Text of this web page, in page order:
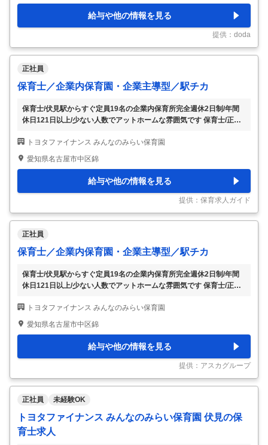
／福利厚生・制度充実／全国約5,000店舗の販売店と強固なネットワ
ークを活かし、質の高い金融サービスを提供しています】 ■業務内容
トヨタグループの金融分野を担う当社にて、約1,500万人の会員基盤
をもつクレジットカード事業…
給与や他の情報を見る
提供：doda
正社員
保育士／企業内保育園・企業主導型／駅チカ
保育士/伏見駅からすぐ定員19名の企業内保育所完全週休2日制/年間
休日121日以上/少ない人数でアットホームな雰囲気です 保育士/正社
伏見駅3番出口からすぐの好立地 仕事内容 〇保育業務全般 ・室内遊
びの見守り ・お散歩 ・おむつ替え ・食事の介助 等 勤務条件 〇雇用
全週休2日制 ・年間休日121日以上 ※給食は園の栄養士が調理しま
す。 ※昼休憩は子どもと離れて1hとります。 すぐに選考に入るわけ
ではないので 是非お気軽にお問い合わせください 給与：月…
トヨタファイナンス みんなのみらい保育園
愛知県名古屋市中区錦
給与や他の情報を見る
提供：保育求人ガイド
正社員
保育士／企業内保育園・企業主導型／駅チカ
保育士/伏見駅からすぐ定員19名の企業内保育所完全週休2日制/年間
休日121日以上/少ない人数でアットホームな雰囲気です 保育士/正社
伏見駅3番出口からすぐの好立地 仕事内容 〇保育業務全般 ・室内遊
びの見守り ・お散歩 ・おむつ替え ・食事の介助 等 勤務条件 〇雇用
全週休2日制 ・年間休日121日以上 ※給食は園の栄養士が調理しま
す。 ※昼休憩は子どもと離れて1hとります。 すぐに選考に入るわけ
ではないので 是非お気軽にお問い合わせください 給与：月…
トヨタファイナンス みんなのみらい保育園
愛知県名古屋市中区錦
給与や他の情報を見る
提供：アスカグループ
正社員 未経験OK
トヨタファイナンス みんなのみらい保育園 伏見の保
育士求人